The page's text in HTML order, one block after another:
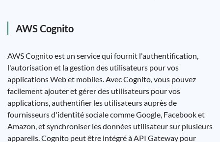
AWS Cognito
AWS Cognito est un service qui fournit l'authentification,
l'autorisation et la gestion des utilisateurs pour vos
applications Web et mobiles. Avec Cognito, vous pouvez
facilement ajouter et gérer des utilisateurs pour vos
applications, authentifier les utilisateurs auprès de
fournisseurs d'identité sociale comme Google, Facebook et
Amazon, et synchroniser les données utilisateur sur plusieurs
appareils. Cognito peut être intégré à API Gateway pour